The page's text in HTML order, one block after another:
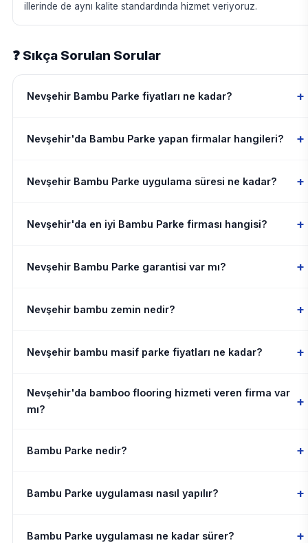
illerinde de aynı kalite standardında hizmet veriyoruz.
❓ Sıkça Sorulan Sorular
Nevşehir Bambu Parke fiyatları ne kadar? +
Nevşehir'da Bambu Parke yapan firmalar hangileri? +
Nevşehir Bambu Parke uygulama süresi ne kadar? +
Nevşehir'da en iyi Bambu Parke firması hangisi? +
Nevşehir Bambu Parke garantisi var mı? +
Nevşehir bambu zemin nedir? +
Nevşehir bambu masif parke fiyatları ne kadar? +
Nevşehir'da bamboo flooring hizmeti veren firma var
mı?
+
Bambu Parke nedir? +
Bambu Parke uygulaması nasıl yapılır? +
Bambu Parke uygulaması ne kadar sürer? +